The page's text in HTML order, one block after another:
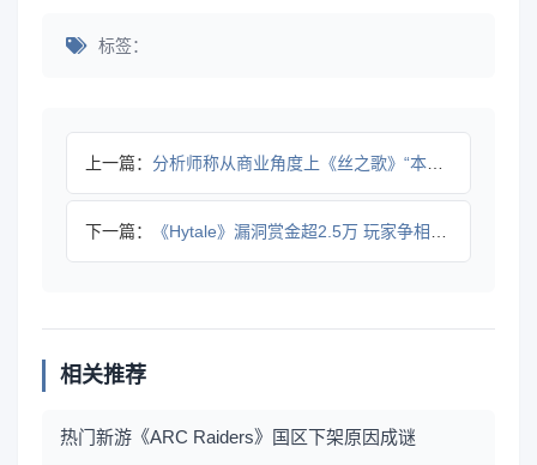
标签：
上一篇： 分析师称从商业角度上《丝之歌》“本不应存在”
下一篇： 《Hytale》漏洞赏金超2.5万 玩家争相找bug引热议
相关推荐
热门新游《ARC Raiders》国区下架原因成谜